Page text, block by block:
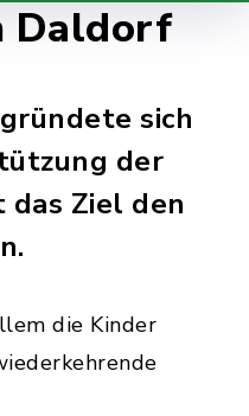
Daldorf
sich
der
das Ziel den
die Kinder